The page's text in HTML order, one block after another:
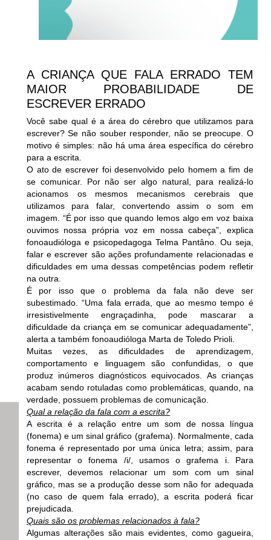
A CRIANÇA QUE FALA ERRADO TEM
MAIOR PROBABILIDADE DE
ESCREVER ERRADO
Você sabe qual é a área do cérebro que utilizamos para
escrever? Se não souber responder, não se preocupe. O
motivo é simples: não há uma área específica do cérebro
para a escrita.
O ato de escrever foi desenvolvido pelo homem a fim de
se comunicar. Por não ser algo natural, para realizá-lo
acionamos os mesmos mecanismos cerebrais que
utilizamos para falar, convertendo assim o som em
imagem. “É por isso que quando lemos algo em voz baixa
ouvimos nossa própria voz em nossa cabeça”, explica
fonoaudióloga e psicopedagoga Telma Pantâno. Ou seja,
falar e escrever são ações profundamente relacionadas e
dificuldades em uma dessas competências podem refletir
na outra.
É por isso que o problema da fala não deve ser
subestimado. “Uma fala errada, que ao mesmo tempo é
irresistivelmente engraçadinha, pode mascarar a
dificuldade da criança em se comunicar adequadamente”,
alerta a também fonoaudióloga Marta de Toledo Prioli.
Muitas vezes, as dificuldades de aprendizagem,
comportamento e linguagem são confundidas, o que
produz inúmeros diagnósticos equivocados. As crianças
acabam sendo rotuladas como problemáticas, quando, na
verdade, possuem problemas de comunicação.
Qual a relação da fala com a escrita?
A escrita é a relação entre um som de nossa língua
(fonema) e um sinal gráfico (grafema). Normalmente, cada
fonema é representado por uma única letra; assim, para
representar o fonema /i/, usamos o grafema i. Para
escrever, devemos relacionar um som com um sinal
gráfico, mas se a produção desse som não for adequada
(no caso de quem fala errado), a escrita poderá ficar
prejudicada.
Quais são os problemas relacionados à fala?
Algumas alterações são mais evidentes, como gagueira,